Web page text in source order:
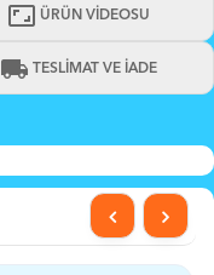
aspect_ratio ÜRÜN VİDEOSU
local_shipping TESLİMAT VE İADE